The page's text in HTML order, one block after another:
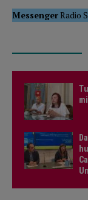
MessengerRadio